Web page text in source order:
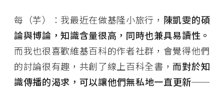
每（芋）：我最近在做基隆小旅行， 陳凱雯的碩
論與博論，知識含量很高，同時也兼具易讀性。
而我也很喜歡維基百科的作者社群，會覺得他們
的討論很有趣，共創了線上百科全書， 而對於知
識傳播的渴求，可以讓他們無私地一直更新──